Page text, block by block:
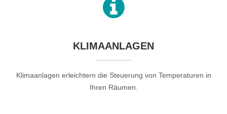
KLIMAANLAGEN
Klimaanlagen erleichtern die Steuerung von Temperaturen in
Ihren Räumen.